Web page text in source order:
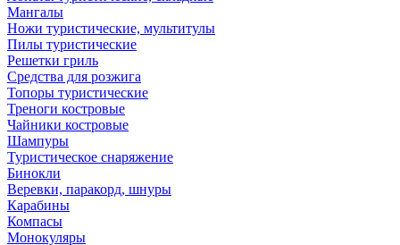
Мангалы
Ножи туристические, мультитулы
Пилы туристические
Решетки гриль
Средства для розжига
Топоры туристические
Треноги костровые
Чайники костровые
Шампуры
Туристическое снаряжение
Бинокли
Веревки, паракорд, шнуры
Карабины
Компасы
Монокуляры